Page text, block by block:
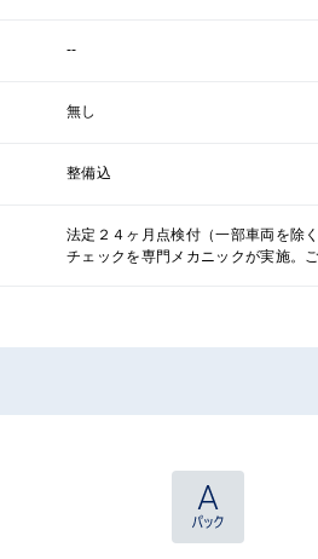
--
無し
整備込
法定２４ヶ月点検付（一部車両を除
チェックを専門メカニックが実施。